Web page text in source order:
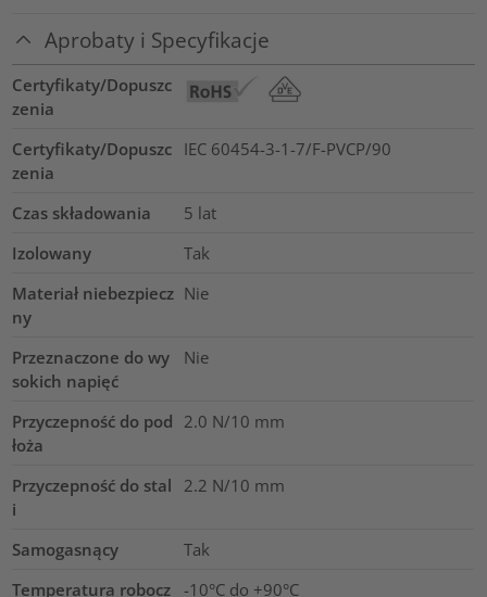
Aprobaty i Specyfikacje
Certyfikaty/Dopuszc
zenia
Certyfikaty/Dopuszc
zenia
IEC 60454-3-1-7/F-PVCP/90
Czas składowania
5 lat
Izolowany
Tak
Materiał niebezpiecz
ny
Nie
Przeznaczone do wy
sokich napięć
Nie
Przyczepność do pod
łoża
2.0 N/10 mm
Przyczepność do stal
i
2.2 N/10 mm
Samogasnący
Tak
Temperatura robocz -10°C do +90°C